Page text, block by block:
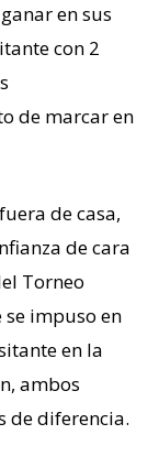
en sus
con 2
de marcar en
de casa,
de cara
Torneo
impuso en
en la
ambos
de diferencia.